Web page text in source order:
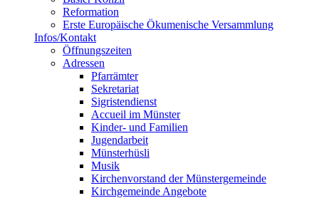
Reformation
Erste Europäische Ökumenische Versammlung
Infos/Kontakt
Öffnungszeiten
Adressen
Pfarrämter
Sekretariat
Sigristendienst
Accueil im Münster
Kinder- und Familien
Jugendarbeit
Münsterhüsli
Musik
Kirchenvorstand der Münstergemeinde
Kirchgemeinde Angebote